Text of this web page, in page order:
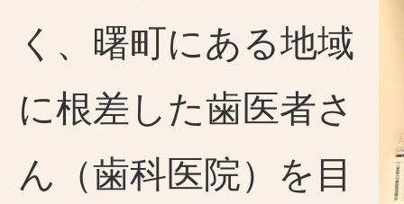
く、曙町にある地域
に根差した歯医者さ
ん（歯科医院）を目